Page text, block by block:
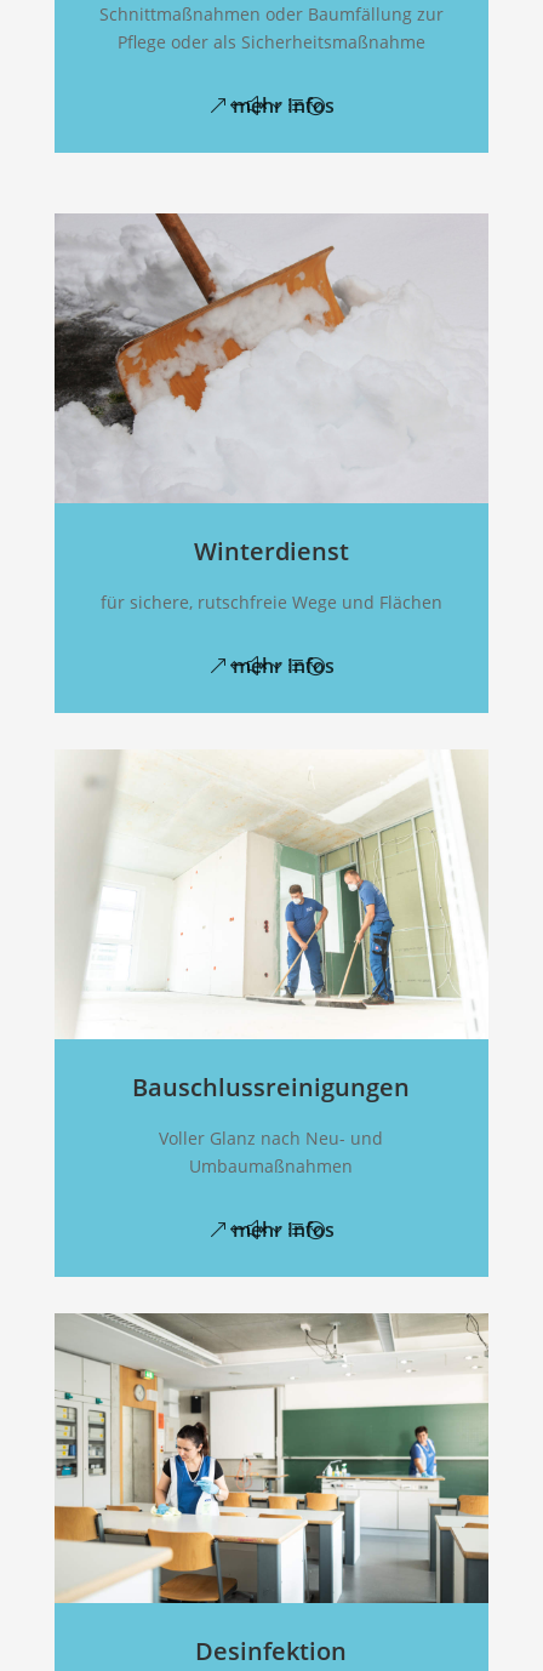
Schnittmaßnahmen oder Baumfällung zur
Pflege oder als Sicherheitsmaßnahme
mehr Infos
Winterdienst
für sichere, rutschfreie Wege und Flächen
mehr Infos
Bauschlussreinigungen
Voller Glanz nach Neu- und
Umbaumaßnahmen
mehr Infos
Desinfektion